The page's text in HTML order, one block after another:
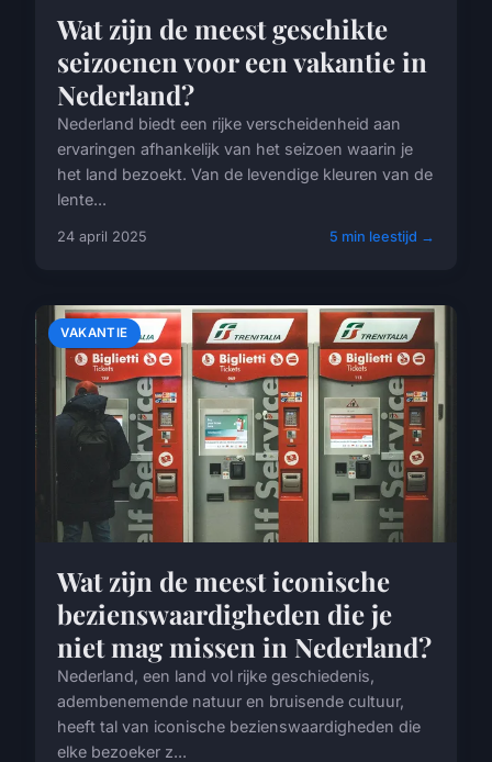
Wat zijn de meest geschikte
seizoenen voor een vakantie in
Nederland?
Nederland biedt een rijke verscheidenheid aan
ervaringen afhankelijk van het seizoen waarin je
het land bezoekt. Van de levendige kleuren van de
lente...
24 april 2025 5 min leestijd →
VAKANTIE
Wat zijn de meest iconische
bezienswaardigheden die je
niet mag missen in Nederland?
Nederland, een land vol rijke geschiedenis,
adembenemende natuur en bruisende cultuur,
heeft tal van iconische bezienswaardigheden die
elke bezoeker z...